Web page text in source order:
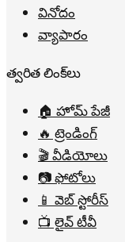
వినోదం
వ్యాపారం
త్వరిత లింక్‌లు
🏠 హోమ్ పేజీ
🔥 ట్రెండింగ్
🎬 వీడియోలు
📷 ఫోటోలు
📱 వెబ్ స్టోరీస్
📺 లైవ్ టీవీ